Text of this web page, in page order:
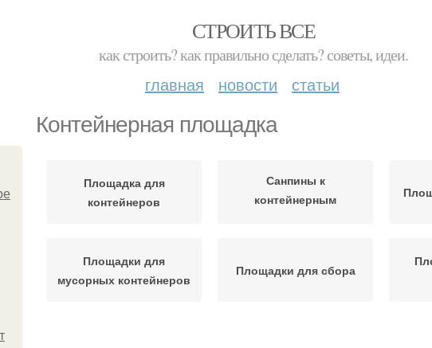
СТРОИТЬ ВСЕ
как строить? как правильно сделать? советы, идеи.
главная новости статьи
Контейнерная площадка
Площадка для
контейнеров
Санпины к
контейнерным
Площадки для
мусорных контейнеров
Площадки для сбора